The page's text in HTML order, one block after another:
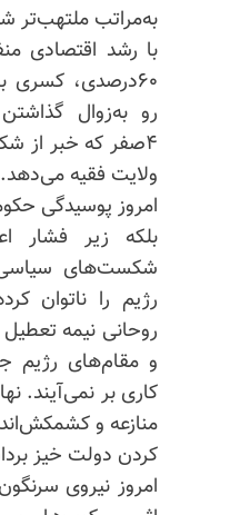
به‌مراتب ملتهب‌تر
۶۰درصدی، کسری
رو به‌زوال
۴صفر که خبر از
ولایت فقیه می‌دهد.
امروز پوسیدگی
بلکه زیر فشار
شکست‌های سیاسی
رژیم را ناتوان
روحانی نیمه
و مقام‌های رژیم
کاری بر نمی‌آیند.
منازعه و
کردن دولت خیز
امروز نیروی